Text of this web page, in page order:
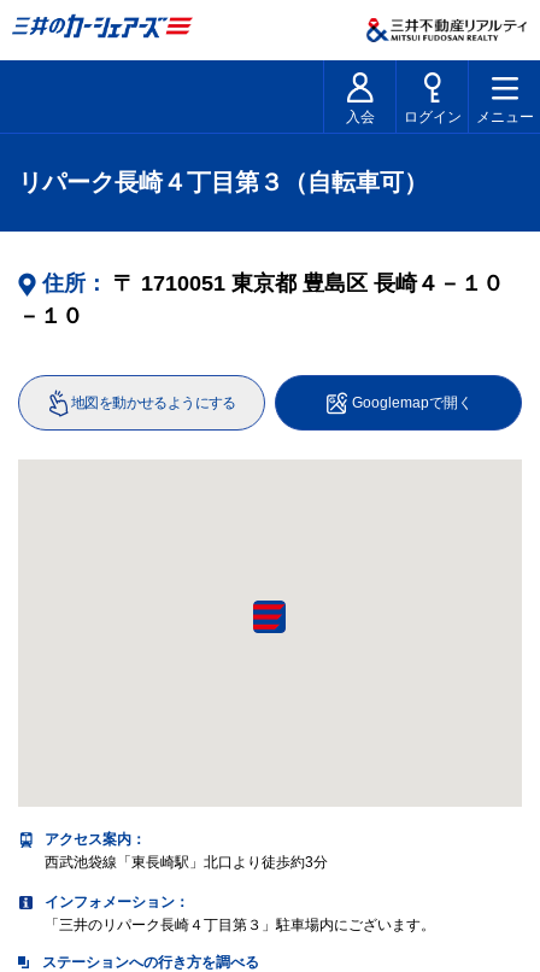
入会 ログイン メニュー
リパーク長崎４丁目第３（自転車可）
住所： 〒 1710051 東京都 豊島区 長崎４－１０
－１０
地図を動かせるようにする Googlemapで開く
アクセス案内 ：
西武池袋線「東長崎駅」北口より徒歩約3分
インフォメーション：
「三井のリパーク長崎４丁目第３」駐車場内にございます。
ステーションへの行き方を調べる